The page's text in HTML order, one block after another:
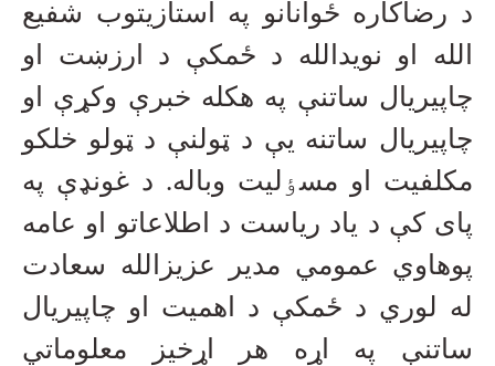
د رضاکاره ځوانانو په استازیتوب شفیع
الله او نویدالله د ځمکې د ارزښت او
چاپیریال ساتنې په هکله خبرې وکړې او
چاپیریال ساتنه یې د ټولنې د ټولو خلکو
مکلفیت او مسٶلیت وباله. د غونډې په
پای کې د یاد ریاست د اطلاعاتو او عامه
پوهاوي عمومي مدیر عزیزالله سعادت
له لوري د ځمکې د اهمیت او چاپیریال
ساتنې په اړه هر اړخیز معلوماتي